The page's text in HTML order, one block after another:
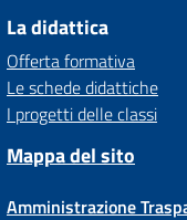
La didattica
Offerta formativa
Le schede didattiche
I progetti delle classi
Mappa del sito
Amministrazione